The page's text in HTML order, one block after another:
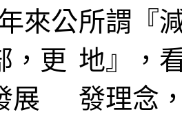
所謂『
地』，
發理念